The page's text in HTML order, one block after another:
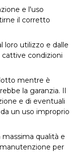
e l'uso
il corretto
loro utilizzo e dalle
cattive condizioni
mentre è
la garanzia. Il
e di eventuali
un uso improprio
massima qualità e
per